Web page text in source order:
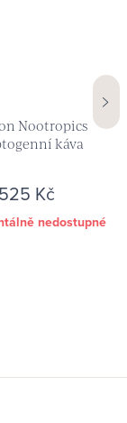
Nootropics
káva
525 Kč
nedostupné